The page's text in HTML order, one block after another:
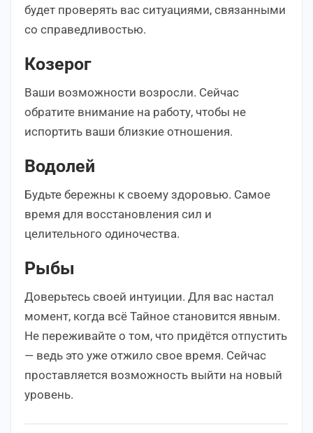
будет проверять вас ситуациями, связанными
со справедливостью.
Козерог
Ваши возможности возросли. Сейчас
обратите внимание на работу, чтобы не
испортить ваши близкие отношения.
Водолей
Будьте бережны к своему здоровью. Самое
время для восстановления сил и
целительного одиночества.
Рыбы
Доверьтесь своей интуиции. Для вас настал
момент, когда всё Тайное становится явным.
Не переживайте о том, что придётся отпустить
— ведь это уже отжило свое время. Сейчас
проставляется возможность выйти на новый
уровень.